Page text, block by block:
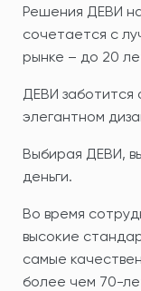
Решения ДЕВИ
сочетается с
рынке – до 20
ДЕВИ
элегантном
Выбирая ДЕВИ,
деньги.
Во время
высокие
самые
более чем 70-